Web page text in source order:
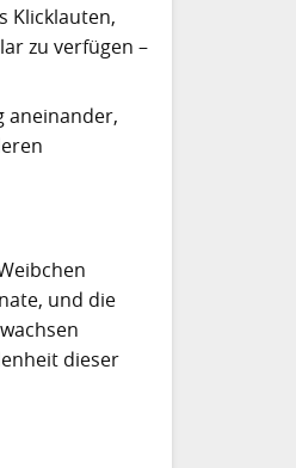
Klicklauten,
zu verfügen –
aneinander,
und die
dieser